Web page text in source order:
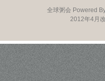
全球粥会 Powered
2012年4月